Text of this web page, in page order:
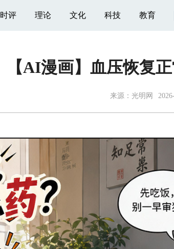
时评 理论 文化 科技 教育
【AI漫画】血压恢复
来源：光明网